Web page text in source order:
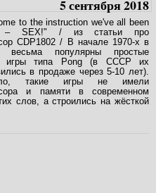
5 сентября 2018
to the instruction we've all been
– SEX!" / из статьи про
CDP1802 / В начале 1970-х в
популярны простые
игры типа Pong (в СССР их
в продаже через 5-10 лет).
такие игры не имели
и памяти в современном
слов, а строились на жёсткой